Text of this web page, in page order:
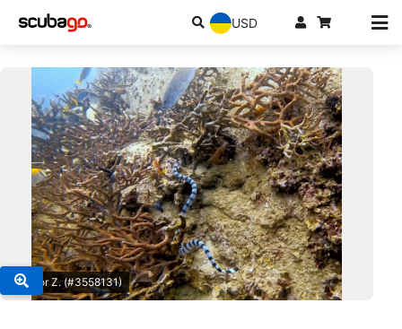
USD
© Fedor Z. (#3558131)